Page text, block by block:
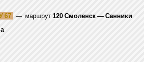
67 — маршрут 120 Смоленск — Санники